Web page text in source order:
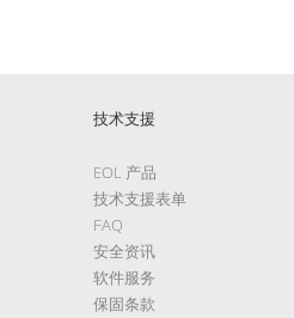
技术支援
EOL 产品
技术支援表单
FAQ
安全资讯
软件服务
保固条款